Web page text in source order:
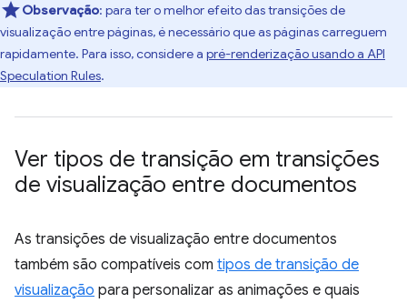
Observação: para ter o melhor efeito das transições de
visualização entre páginas, é necessário que as páginas carreguem
rapidamente. Para isso, considere a pré-renderização usando a API
Speculation Rules.
Ver tipos de transição em transições
de visualização entre documentos
As transições de visualização entre documentos
também são compatíveis com tipos de transição de
visualização para personalizar as animações e quais